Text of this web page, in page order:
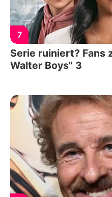
7
Serie ruiniert? Fans
Walter Boys" 3